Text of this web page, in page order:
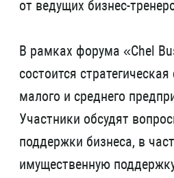
от ведущих бизнес-
В рамках форума «Chel
состоится
малого и среднего
Участники обсудят
поддержки бизнеса, в
имущественную